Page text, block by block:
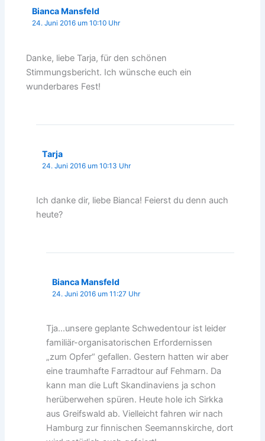
Bianca Mansfeld
24. Juni 2016 um 10:10 Uhr
Danke, liebe Tarja, für den schönen
Stimmungsbericht. Ich wünsche euch ein
wunderbares Fest!
Tarja
24. Juni 2016 um 10:13 Uhr
Ich danke dir, liebe Bianca! Feierst du denn auch
heute?
Bianca Mansfeld
24. Juni 2016 um 11:27 Uhr
Tja…unsere geplante Schwedentour ist leider
familiär-organisatorischen Erfordernissen
„zum Opfer“ gefallen. Gestern hatten wir aber
eine traumhafte Farradtour auf Fehmarn. Da
kann man die Luft Skandinaviens ja schon
herüberwehen spüren. Heute hole ich Sirkka
aus Greifswald ab. Vielleicht fahren wir nach
Hamburg zur finnischen Seemannskirche, dort